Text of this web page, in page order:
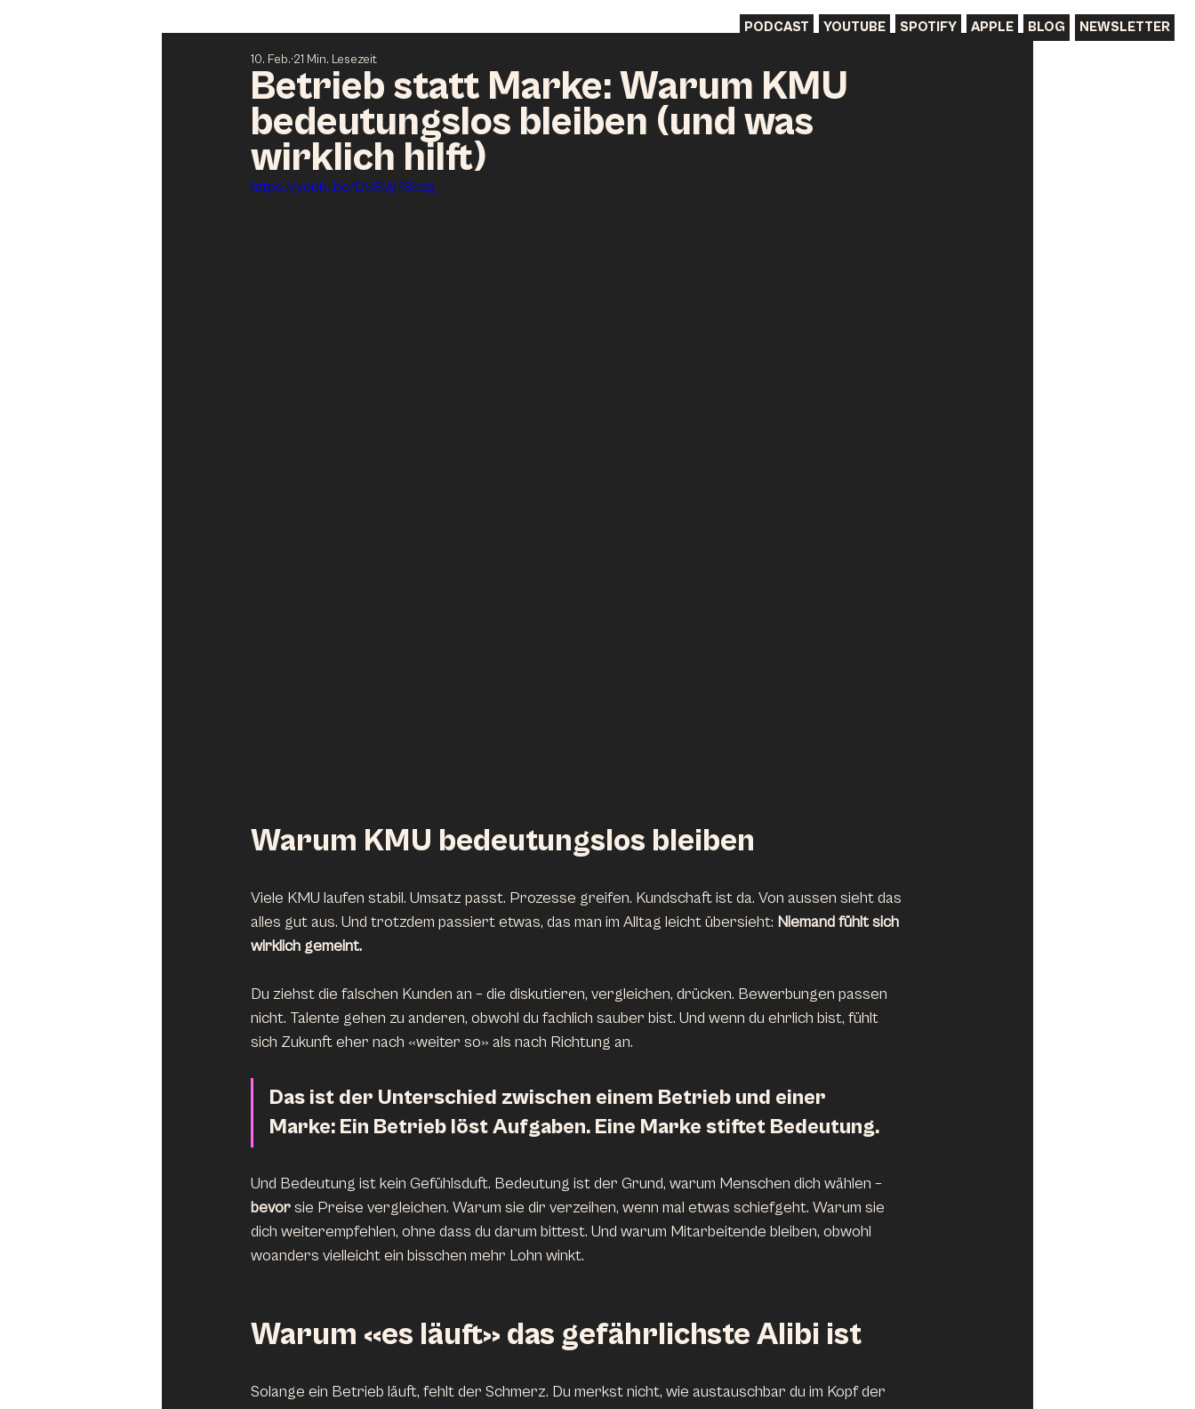
PODCAST YOUTUBE SPOTIFY APPLE BLOG NEWSLETTER
Betrieb statt Marke: Warum KMU
bedeutungslos bleiben (und was
wirklich hilft)
10. Feb. 21 Min. Lesezeit
https://youtu.be/DUSlAj73Uzg
Warum KMU bedeutungslos bleiben
Viele KMU laufen stabil. Umsatz passt. Prozesse greifen. Kundschaft ist da. Von aussen sieht das
alles gut aus. Und trotzdem passiert etwas, das man im Alltag leicht übersieht: Niemand fühlt sich
wirklich gemeint.
Du ziehst die falschen Kunden an – die diskutieren, vergleichen, drücken. Bewerbungen passen
nicht. Talente gehen zu anderen, obwohl du fachlich sauber bist. Und wenn du ehrlich bist, fühlt
sich Zukunft eher nach «weiter so» als nach Richtung an.
Das ist der Unterschied zwischen einem Betrieb und einer
Marke: Ein Betrieb löst Aufgaben. Eine Marke stiftet Bedeutung.
Und Bedeutung ist kein Gefühlsduft. Bedeutung ist der Grund, warum Menschen dich wählen –
bevor sie Preise vergleichen. Warum sie dir verzeihen, wenn mal etwas schiefgeht. Warum sie
dich weiterempfehlen, ohne dass du darum bittest. Und warum Mitarbeitende bleiben, obwohl
woanders vielleicht ein bisschen mehr Lohn winkt.
Warum «es läuft» das gefährlichste Alibi ist
Solange ein Betrieb läuft, fehlt der Schmerz. Du merkst nicht, wie austauschbar du im Kopf der